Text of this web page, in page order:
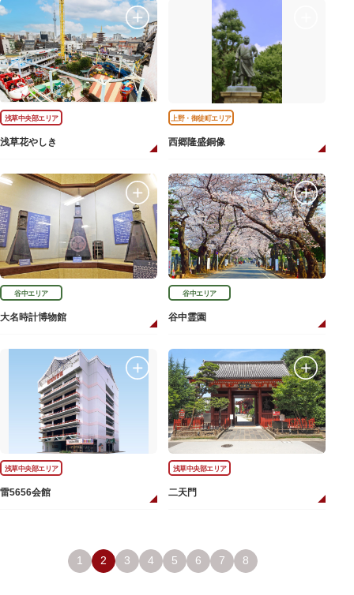
浅草中央部エリア
浅草花やしき
上野・御徒町エリア
西郷隆盛銅像
谷中エリア
大名時計博物館
谷中エリア
谷中霊園
浅草中央部エリア
雷5656会館
浅草中央部エリア
二天門
1 2 3 4 5 6 7 8